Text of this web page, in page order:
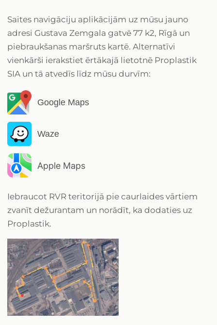
Saites navigāciju aplikācijām uz mūsu jauno
adresi Gustava Zemgala gatvē 77 k2, Rīgā un
piebraukšanas maršruts kartē. Alternatīvi
vienkārši ierakstiet ērtākajā lietotnē Proplastik
SIA un tā atvedīs līdz mūsu durvīm:
Google Maps
Waze
Apple Maps
Iebraucot RVR teritorijā pie caurlaides vārtiem
zvanīt dežurantam un norādīt, ka dodaties uz
Proplastik.